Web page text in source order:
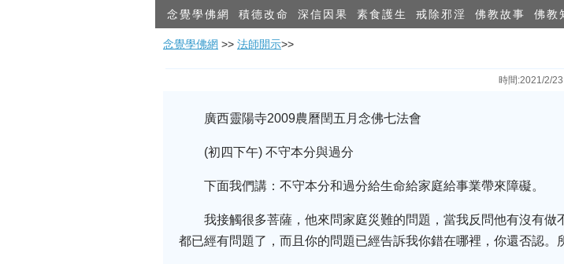
念覺學佛網 積德改命 深信因果 素食護生 戒除邪淫 佛教故事 佛教
念覺學佛網 >> 法師開示>>
時間:2021/2/23
廣西靈陽寺2009農曆閏五月念佛七法會
(初四下午) 不守本分與過分
下面我們講：不守本分和過分給生命給家庭給事業帶來障礙。
我接觸很多菩薩，他來問家庭災難的問題，當我反問他有沒有
都已經有問題了，而且你的問題已經告訴我你錯在哪裡，你還否認。